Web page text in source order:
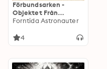
Förbundsarken -
Objektet Från
Gudarna
Forntida Astronauter
4